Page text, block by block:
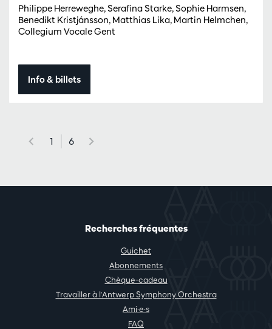
Philippe Herreweghe, Serafina Starke, Sophie Harmsen,
Benedikt Kristjánsson, Matthias Lika, Martin Helmchen,
Collegium Vocale Gent
Info & billets
1 6
Recherches fréquentes
Guichet
Abonnements
Chèque-cadeau
Travailler à l'Antwerp Symphony Orchestra
Ami·e·s
FAQ